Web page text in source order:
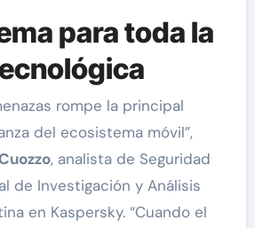
para toda la
rompe la principal
del ecosistema móvil”,
, analista de Seguridad
de Investigación y Análisis
en Kaspersky. “Cuando el